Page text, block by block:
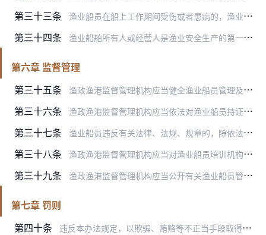
第三十三条 渔业船员在船上工作期间受伤或者患病的，渔业船舶所有人或经营人应当及时给予救治；渔业船员失踪或者死亡的，渔业船舶所有人或经营人应当及时做好善后工作。
第三十四条 渔业船舶所有人或经营人是渔业安全生产的第一责任人，应当保证安全生产所需的资金投入，建立健全安全生产责任制，按照规定配备船员和安全设备，确保渔业船舶符合安全适航条…
第六章 监督管理
第三十五条
渔政渔港监督管理机构应当健全渔业船员管理及监督检查制度，建立渔业船员档案，督促渔业船舶所有人或经营人完善船员安全保障制度，落实相应的保障措施。
第三十六条 渔政渔港监督管理机构应当依法对渔业船员持证情况、任职资格和资历、履职情况、安全记录，船员培训机构培训质量，船员服务机构诚实守信情况等进行监督检查，必要时可对船员…
第三十七条 渔业船员违反有关法律、法规、规章的，除依法给予行政处罚外，各省级人民政府渔业主管部门可根据本地实际情况实行累计记分制度。
第三十八条 渔政渔港监督管理机构应当对渔业船员培训机构的条件、培训情况、培训质量等进行监督检查，检查内容包括教学计划的执行情况、承担本期培训教学任务的师资情况和教学情况、培…
第三十九条 渔政渔港监督管理机构应当公开有关渔业船员管理的事项、办事程序、举报电话号码、通信地址、电子邮件信箱等信息，自觉接受社会的监督。
第七章 罚则
第四十条
违反本办法规定，以欺骗、贿赂等不正当手段取得渔业船员证书的，由渔政渔港监督管理机构吊销渔业船员证书，并处2000元以上2万元以下罚款，三年内不再受理申请人渔业船…